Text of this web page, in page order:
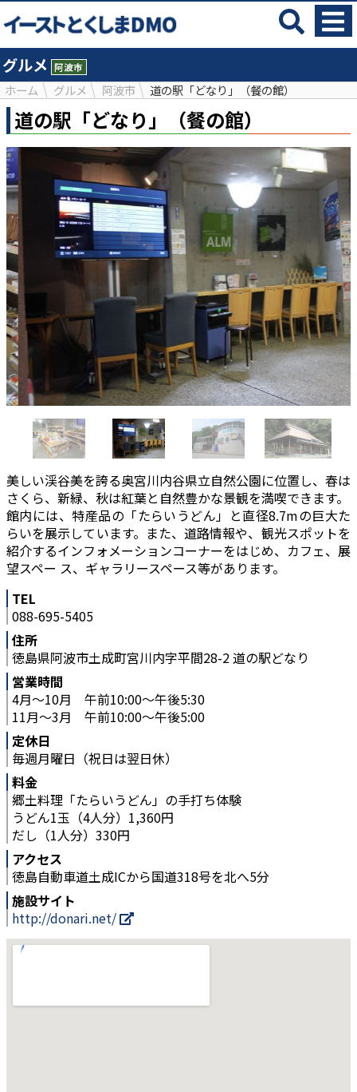
グルメ 阿波市
ホーム グルメ 阿波市 道の駅「どなり」（餐の館）
道の駅「どなり」（餐の館）
美しい渓谷美を誇る奥宮川内谷県立自然公園に位置し、春は
さくら、新緑、秋は紅葉と自然豊かな景観を満喫できます。
館内には、特産品の「たらいうどん」と直径8.7mの巨大た
らいを展示しています。また、道路情報や、観光スポットを
紹介するインフォメーションコーナーをはじめ、カフェ、展
望スペー ス、ギャラリースペース等があります。
TEL
088-695-5405
住所
徳島県阿波市土成町宮川内字平間28-2 道の駅どなり
営業時間
4月～10月 午前10:00～午後5:30
11月～3月 午前10:00～午後5:00
定休日
毎週月曜日（祝日は翌日休）
料金
郷土料理「たらいうどん」の手打ち体験
うどん1玉（4人分）1,360円
だし（1人分）330円
アクセス
徳島自動車道土成ICから国道318号を北へ5分
施設サイト
http://donari.net/